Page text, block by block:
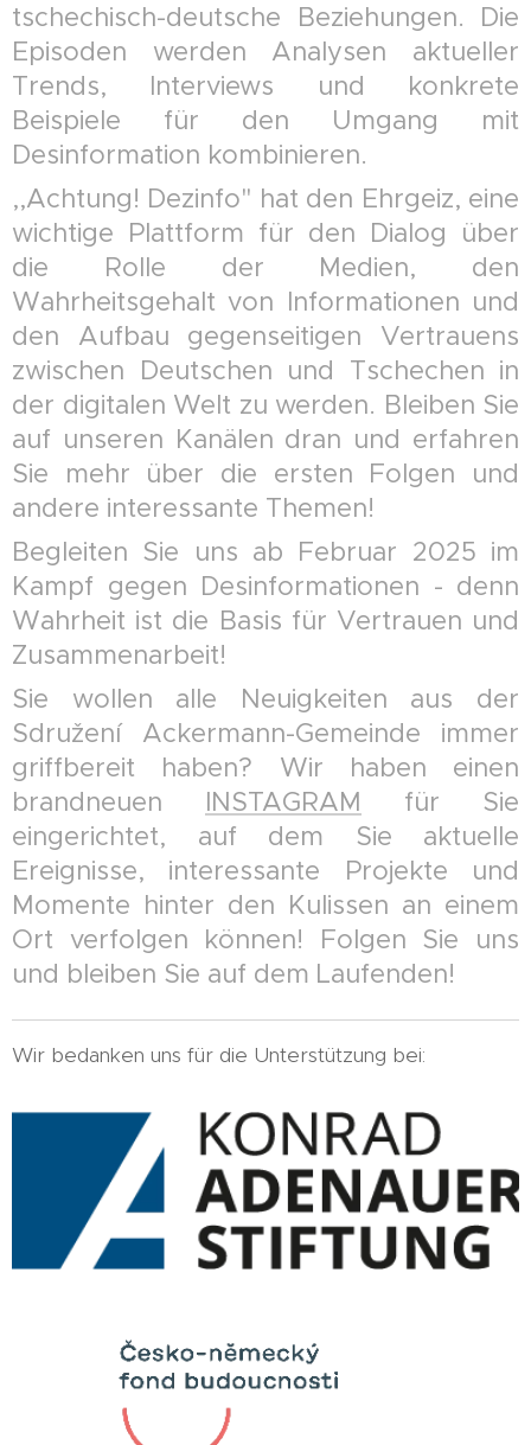
tschechisch-deutsche Beziehungen. Die
Episoden werden Analysen aktueller
Trends, Interviews und konkrete
Beispiele für den Umgang mit
Desinformation kombinieren.
,,Achtung! Dezinfo" hat den Ehrgeiz, eine
wichtige Plattform für den Dialog über
die Rolle der Medien, den
Wahrheitsgehalt von Informationen und
den Aufbau gegenseitigen Vertrauens
zwischen Deutschen und Tschechen in
der digitalen Welt zu werden. Bleiben Sie
auf unseren Kanälen dran und erfahren
Sie mehr über die ersten Folgen und
andere interessante Themen!
Begleiten Sie uns ab Februar 2025 im
Kampf gegen Desinformationen - denn
Wahrheit ist die Basis für Vertrauen und
Zusammenarbeit!
Sie wollen alle Neuigkeiten aus der
Sdružení Ackermann-Gemeinde immer
griffbereit haben? Wir haben einen
brandneuen INSTAGRAM für Sie
eingerichtet, auf dem Sie aktuelle
Ereignisse, interessante Projekte und
Momente hinter den Kulissen an einem
Ort verfolgen können! Folgen Sie uns
und bleiben Sie auf dem Laufenden!
Wir bedanken uns für die Unterstützung bei: